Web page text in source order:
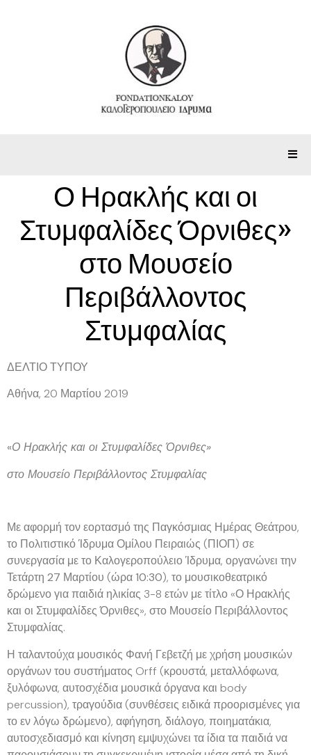
Ο Ηρακλής και οι
Στυμφαλίδες Όρνιθες»
στο Μουσείο
Περιβάλλοντος
Στυμφαλίας
ΔΕΛΤΙΟ ΤΥΠΟΥ
Αθήνα, 20 Μαρτίου 2019
«Ο Ηρακλής και οι Στυμφαλίδες Όρνιθες»
στο Μουσείο Περιβάλλοντος Στυμφαλίας
Με αφορμή τον εορτασμό της Παγκόσμιας Ημέρας Θεάτρου,
το Πολιτιστικό Ίδρυμα Ομίλου Πειραιώς (ΠΙΟΠ) σε
συνεργασία με το Καλογεροπούλειο Ίδρυμα, οργανώνει την
Τετάρτη 27 Μαρτίου (ώρα10:30), το μουσικοθεατρικό
δρώμενο για παιδιά ηλικίας 3-8 ετών με τίτλο «Ο Ηρακλής
και οι Στυμφαλίδες Όρνιθες», στο Μουσείο Περιβάλλοντος
Στυμφαλίας.
Η ταλαντούχα μουσικός Φανή Γεβετζή με χρήση μουσικών
οργάνων του συστήματος Orff (κρουστά, μεταλλόφωνα,
ξυλόφωνα, αυτοσχέδια μουσικά όργανα και body
percussion), τραγούδια (συνθέσεις ειδικά προορισμένες για
το εν λόγω δρώμενο), αφήγηση, διάλογο, ποιηματάκια,
αυτοσχεδιασμό και κίνηση εμψυχώνει τα ίδια τα παιδιά να